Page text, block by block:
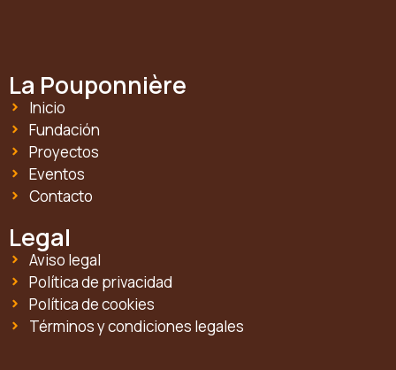
La Pouponnière
Inicio
Fundación
Proyectos
Eventos
Contacto
Legal
Aviso legal
Política de privacidad
Política de cookies
Términos y condiciones legales